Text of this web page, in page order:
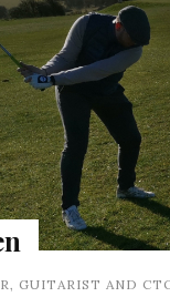
GUITARIST AND